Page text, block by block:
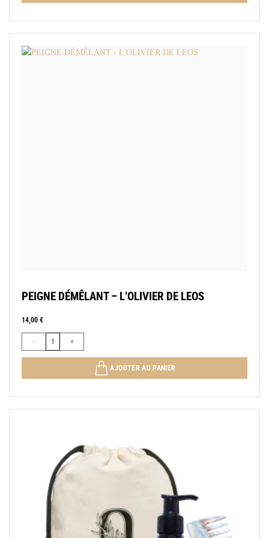
PEIGNE DÉMÊLANT – L’OLIVIER DE LEOS
14,00 €
quantité de PEIGNE DÉMÊLANT - L'OLIVIER DE LEOS
AJOUTER AU PANIER